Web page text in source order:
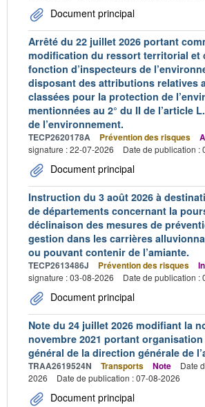
Document principal
Arrêté du 22 juillet 2026 portant
modification du ressort territorial et
fonction d’inspecteurs de
disposant des attributions relatives
classées pour la protection de
mentionnées au 2° du II de l’article
de l’environnement.
TECP2620178A Prévention des risques
signature : 22-07-2026
Date de publication :
Document principal
Instruction du 3 août 2026 à
de départements concernant la
déclinaison des mesures de
gestion dans les carrières
ou pouvant contenir de l’amiante.
TECP2613486J Prévention des risques
signature : 03-08-2026
Date de publication :
Document principal
Note du 24 juillet 2026 modifiant la
novembre 2021 portant
général de la direction générale de
TRAA2619524N Transports Note
Date
2026
Date de publication : 07-08-2026
Document principal